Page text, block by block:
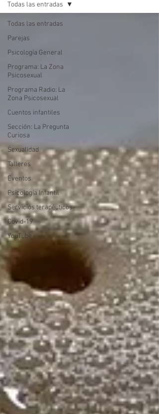
Todas las entradas
Parejas
Psicología General
Programa: La Zona
Psicosexual
Programa Radio: La
Zona Psicosexual
Cuentos infantiles
Sección: La Pregunta
Curiosa
Sexualidad
Talleres
Eventos
Psicología Infantil
Servicios terapéuticos
Covid-19
YouTube
Todas las entradas